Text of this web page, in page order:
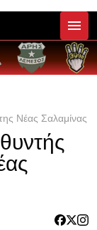
Νέας Σαλαμίνας